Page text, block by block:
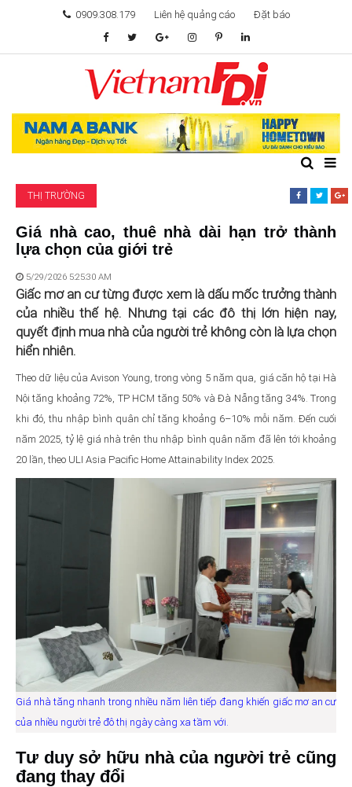
0909.308.179 Liên hệ quảng cáo Đặt báo
TÂM ĐIỂM ĐẦU TƯ
TÀI CHÍNH
KHỞI NGHIỆP
GIẢI TRÍ & CÔNG NGHỆ
THỊ TRƯỜNG
Giá nhà cao, thuê nhà dài hạn trở thành
lựa chọn của giới trẻ
5/29/2026 5:25:30 AM
Giấc mơ an cư từng được xem là dấu mốc trưởng thành
của nhiều thế hệ. Nhưng tại các đô thị lớn hiện nay,
quyết định mua nhà của người trẻ không còn là lựa chọn
hiển nhiên.
Theo dữ liệu của Avison Young, trong vòng 5 năm qua, giá căn hộ tại Hà
Nội tăng khoảng 72%, TP HCM tăng 50% và Đà Nẵng tăng 34%. Trong
khi đó, thu nhập bình quân chỉ tăng khoảng 6–10% mỗi năm. Đến cuối
năm 2025, tỷ lệ giá nhà trên thu nhập bình quân năm đã lên tới khoảng
20 lần, theo ULI Asia Pacific Home Attainability Index 2025.
Giá nhà tăng nhanh trong nhiều năm liên tiếp đang khiến giấc mơ an cư
của nhiều người trẻ đô thị ngày càng xa tầm với.
Tư duy sở hữu nhà của người trẻ cũng
đang thay đổi